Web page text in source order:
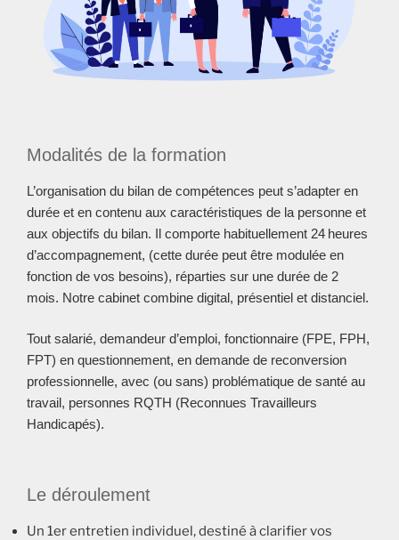
Modalités de la formation
L’organisation du bilan de compétences peut s’adapter en
durée et en contenu aux caractéristiques de la personne et
aux objectifs du bilan. Il comporte habituellement 24 heures
d’accompagnement, (cette durée peut être modulée en
fonction de vos besoins), réparties sur une durée de 2
mois. Notre cabinet combine digital, présentiel et distanciel.
Tout salarié, demandeur d’emploi, fonctionnaire (FPE, FPH,
FPT) en questionnement, en demande de reconversion
professionnelle, avec (ou sans) problématique de santé au
travail, personnes RQTH (Reconnues Travailleurs
Handicapés).
Le déroulement
Un 1er entretien individuel, destiné à clarifier vos